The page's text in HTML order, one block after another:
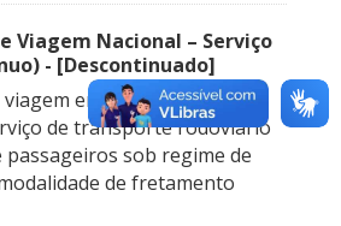
Viagem Nacional – Serviço
- [Descontinuado]
emitidas para a
de transporte rodoviário
sob regime de
de fretamento